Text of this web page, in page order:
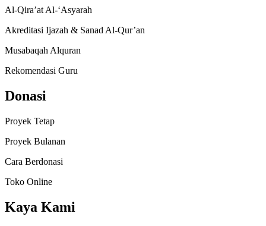
Al-Qira’at Al-‘Asyarah
Akreditasi Ijazah & Sanad Al-Qur’an
Musabaqah Alquran
Rekomendasi Guru
Donasi
Proyek Tetap
Proyek Bulanan
Cara Berdonasi
Toko Online
Kaya Kami